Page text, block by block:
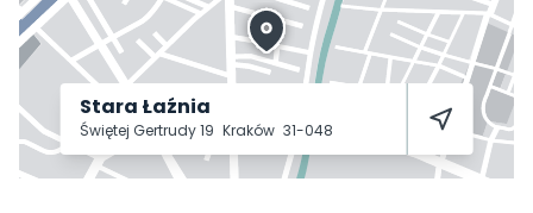
Stara Łaźnia
Świętej Gertrudy 19 Kraków 31-048